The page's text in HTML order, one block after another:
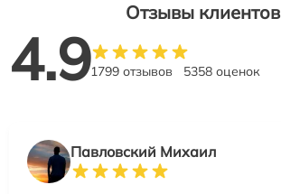
Отзывы клиентов
4.91799 отзывов 5358 оценок
Павловский Михаил